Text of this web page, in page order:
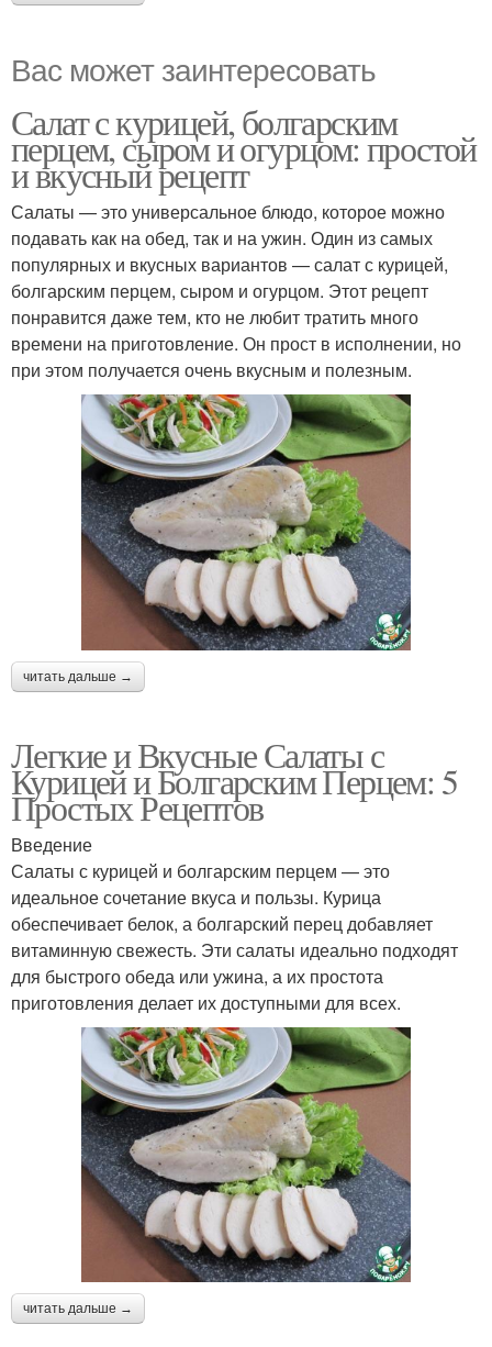
Вас может заинтересовать
Салат с курицей, болгарским
перцем, сыром и огурцом: простой
и вкусный рецепт
Салаты — это универсальное блюдо, которое можно
подавать как на обед, так и на ужин. Один из самых
популярных и вкусных вариантов — салат с курицей,
болгарским перцем, сыром и огурцом. Этот рецепт
понравится даже тем, кто не любит тратить много
времени на приготовление. Он прост в исполнении, но
при этом получается очень вкусным и полезным.
читать дальше →
Легкие и Вкусные Салаты с
Курицей и Болгарским Перцем: 5
Простых Рецептов
Введение
Салаты с курицей и болгарским перцем — это
идеальное сочетание вкуса и пользы. Курица
обеспечивает белок, а болгарский перец добавляет
витаминную свежесть. Эти салаты идеально подходят
для быстрого обеда или ужина, а их простота
приготовления делает их доступными для всех.
читать дальше →